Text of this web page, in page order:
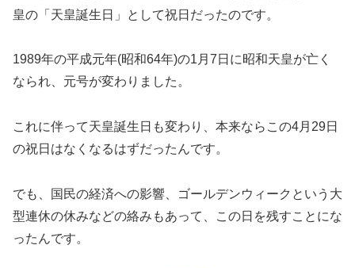
皇の「天皇誕生日」として祝日だったのです。
1989年の平成元年(昭和64年)の1月7日に昭和天皇が亡く
なられ、元号が変わりました。
これに伴って天皇誕生日も変わり、本来ならこの4月29日
の祝日はなくなるはずだったんです。
でも、国民の経済への影響、ゴールデンウィークという大
型連休の休みなどの絡みもあって、この日を残すことにな
ったんです。